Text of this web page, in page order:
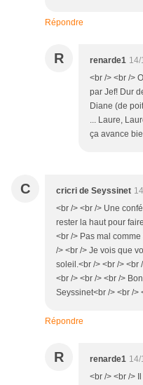
Répondre
R renarde1
<br /> <br />
par Jef! Dur
Diane (de
... Laure,
ça avance
C cricri de Seyssinet
<br /> <br /> Une
rester la haut pour
<br /> Pas mal
/> <br /> Je vois que
soleil.<br /> <br /> <br
<br /> <br /> <br />
Seyssinet<br /> <br />
Répondre
R renarde1
<br /> <br />